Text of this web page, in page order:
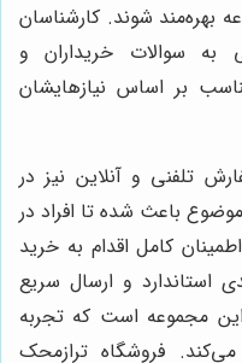
بهره‌مند شوند. کارشناسان
به سوالات خریداران و
بر اساس نیازهایشان
تلفنی و آنلاین نیز در
باعث شده تا افراد در
کامل اقدام به خرید
استاندارد و ارسال سریع
مجموعه است که تجربه
فروشگاه ترازمحک